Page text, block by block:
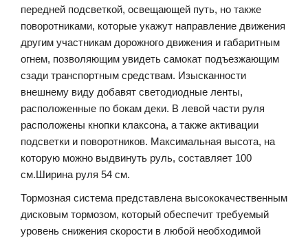
передней подсветкой, освещающей путь, но также
поворотниками, которые укажут направление движения
другим участникам дорожного движения и габаритным
огнем, позволяющим увидеть самокат подъезжающим
сзади транспортным средствам. Изысканности
внешнему виду добавят светодиодные ленты,
расположенные по бокам деки. В левой части руля
расположены кнопки клаксона, а также активации
подсветки и поворотников. Максимальная высота, на
которую можно выдвинуть руль, составляет 100
см.Ширина руля 54 см.
Тормозная система представлена высококачественным
дисковым тормозом, который обеспечит требуемый
уровень снижения скорости в любой необходимой